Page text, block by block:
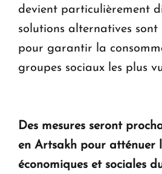
devient particulièrement
solutions alternatives sont
pour garantir la
groupes sociaux les plus
Des mesures seront
en Artsakh pour atténuer
économiques et sociales